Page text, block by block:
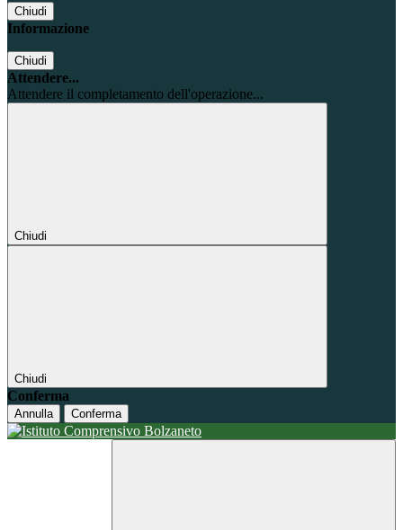
Chiudi
Informazione
Chiudi
Attendere...
Attendere il completamento dell'operazione...
Chiudi
Chiudi
Conferma
Annulla Conferma